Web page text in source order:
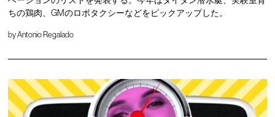
ちの鶏肉、GMのロボタクシーなどをピックアップした。
byAntonio Regalado